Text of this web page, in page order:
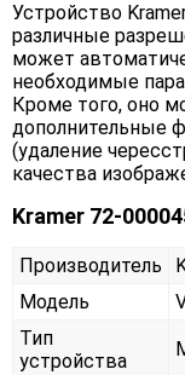
Устройство
различные
может
необходимые
Кроме того, оно
дополнительные
(удаление
качества
Kramer 72-
Производитель
Модель
Тип
устройства